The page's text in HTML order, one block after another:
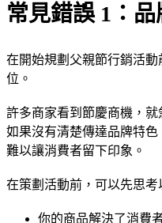
常見錯誤 1：
在開始規劃父親節行銷活
位。
許多商家看到節慶商機，
如果沒有清楚傳達品牌特
難以讓消費者留下印象。
在策劃活動前，可以先思考
你的商品解決了消費